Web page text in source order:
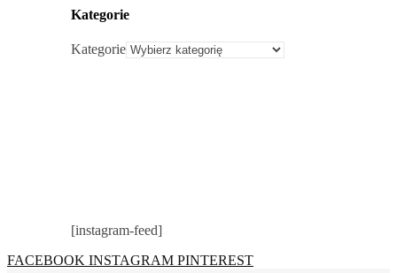
Kategorie
Kategorie
[instagram-feed]
FACEBOOK INSTAGRAM PINTEREST